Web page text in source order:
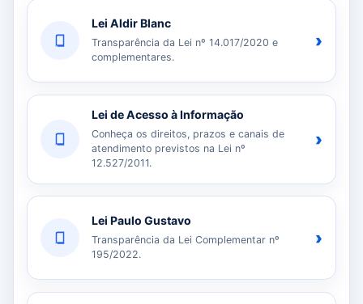
Lei Aldir Blanc
Transparência da Lei nº 14.017/2020 e
complementares.
›
Lei de Acesso à Informação
Conheça os direitos, prazos e canais de
atendimento previstos na Lei nº
12.527/2011.
›
Lei Paulo Gustavo
Transparência da Lei Complementar nº
195/2022.
›